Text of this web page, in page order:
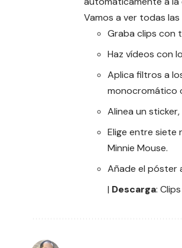
Vamos a ver todas
Graba clips con
Haz vídeos con
Aplica filtros a
monocromático
Alinea un
Elige entre siete
Minnie Mouse.
Añade el póster
| Descarga: Clips